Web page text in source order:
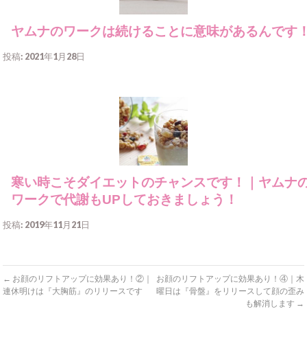
ヤムナのワークは続けることに意味があるんです
投稿: 2021年1月28日
寒い時こそダイエットのチャンスです！｜ヤムナ
ワークで代謝もUPしておきましょう！
投稿: 2019年11月21日
← お顔のリフトアップに効果あり！②｜
連休明けは『大胸筋』のリリースです
お顔のリフトアップに効果あり！④｜木
曜日は『骨盤』をリリースして顔の歪み
も解消します →